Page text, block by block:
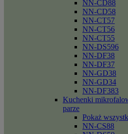
NN-CD88
NN-CD58
NN-CT57
NN-CT56
NN-CT55
NN-DS596
NN-DF38
NN-DF37
NN-GD38
NN-GD34
NN-DF383
Kuchenki
parze
Pokaż
NN-CS88